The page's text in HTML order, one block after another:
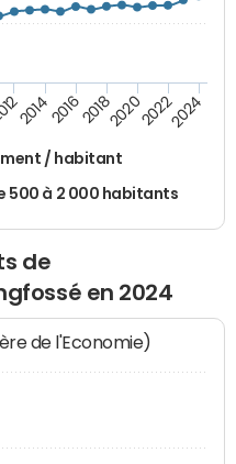
/ habitant
500 à 2 000 habitants
201420162018202020222024
de
en 2024
de l'Economie)